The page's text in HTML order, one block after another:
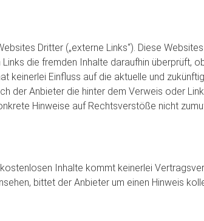
Dritter („externe Links“). Diese
die fremden Inhalte daraufhin
keinerlei Einfluss auf die aktuelle und
der Anbieter die hinter dem Verweis oder
Hinweise auf Rechtsverstöße nicht
Inhalte kommt keinerlei
bittet der Anbieter um einen Hinweis